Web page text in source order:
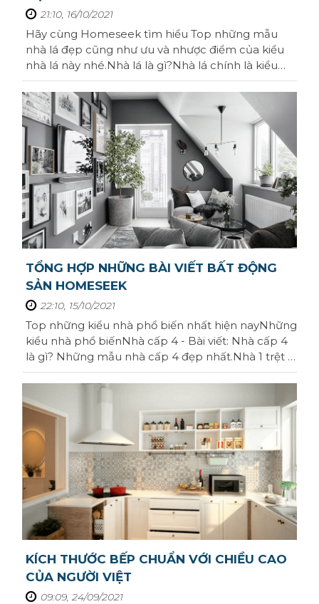
Lâm Đồng
Thừa Thiên Huế
Kiên Giang
Bắc Ninh
Quảng Ninh
Thanh Hóa
Nghệ An
Hải Dương
Gia Lai
Bình Phước
Hưng Yên
Bình Định
Tiền Giang
Thái Bình
Bắc Giang
Hòa Bình
Vĩnh Phúc
Tây Ninh
Thái Nguyên
Lào Cai
Nam Định
Tất cả mức giá
Tất cả mức giá
Châu Đốc
Tây Bắc
Tây Nam
21:10, 16/10/2021
Hãy cùng Homeseek tìm hiểu Top những mẫu
nhà lá đẹp cũng như ưu và nhược điểm của kiểu
nhà lá này nhé.Nhà lá là gì?Nhà lá chính là kiểu
công trình nhà ở chúng được tạo nên từ các loại lá
rợp, ghép lại với nhau. Nhà sẽ không vách ngăn.
Chúng có thể được tạo nên hoàn toàn từ lá cây
hoặc sẽ chỉ có phần mái làm ...
TỔNG HỢP NHỮNG BÀI VIẾT BẤT ĐỘNG
SẢN HOMESEEK
22:10, 15/10/2021
Top những kiểu nhà phổ biến nhất hiện nayNhững
kiểu nhà phổ biếnNhà cấp 4 - Bài viết: Nhà cấp 4
là gì? Những mẫu nhà cấp 4 đẹp nhất.Nhà 1 trệt 1
lầu - Bài viết: Nhà 1 trệt 1 lầu – tổng hợp mẫu nhà 1
trệt 1 lầu đẹp 2021Nhà tiền chế là - Bài viết: Nhà
tiền chế là gì? Mẫu nhà thép tiền chế đẹp nhất
năm 2021Nhà ...
KÍCH THƯỚC BẾP CHUẨN VỚI CHIỀU CAO
CỦA NGƯỜI VIỆT
09:09, 24/09/2021